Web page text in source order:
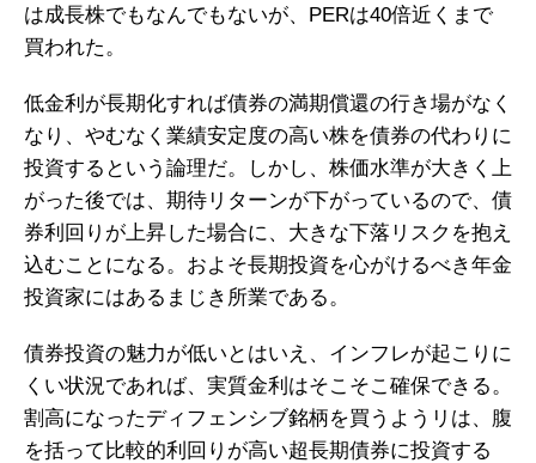
は成長株でもなんでもないが、PERは40倍近くまで
買われた。
低金利が長期化すれば債券の満期償還の行き場がなく
なり、やむなく業績安定度の高い株を債券の代わりに
投資するという論理だ。しかし、株価水準が大きく上
がった後では、期待リターンが下がっているので、債
券利回りが上昇した場合に、大きな下落リスクを抱え
込むことになる。およそ長期投資を心がけるべき年金
投資家にはあるまじき所業である。
債券投資の魅力が低いとはいえ、インフレが起こりに
くい状況であれば、実質金利はそこそこ確保できる。
割高になったディフェンシブ銘柄を買うようリは、腹
を括って比較的利回りが高い超長期債券に投資する